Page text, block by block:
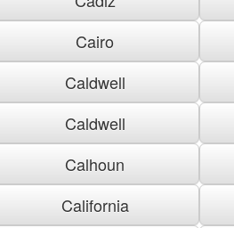
Cairo
Caldwell
Caldwell
Calhoun
California